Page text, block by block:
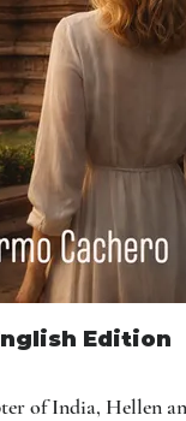
Edition
of India, Hellen